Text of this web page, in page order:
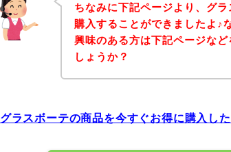
ちなみに下記ページより、グ
購入することができましたよ♪
興味のある方は下記ページな
しょうか？
グラスボーテの商品を今すぐお得に購入し